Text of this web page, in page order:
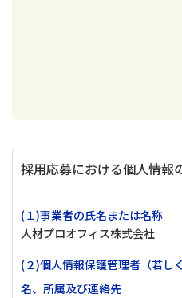
採用応募における個人情報
(１)事業者の氏名または名称
人材プロオフィス株式会社
(２)個人情報保護管理者（若し
名、所属及び連絡先